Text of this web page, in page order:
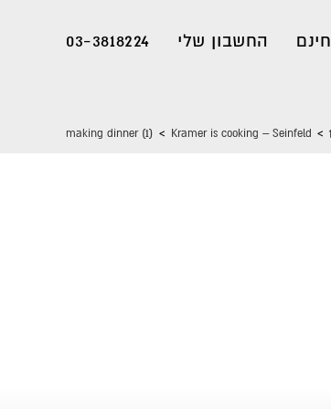
חינם החשבון שלי 03-3818224
>
Kramer is cooking – Seinfeld
>
making dinner (1)